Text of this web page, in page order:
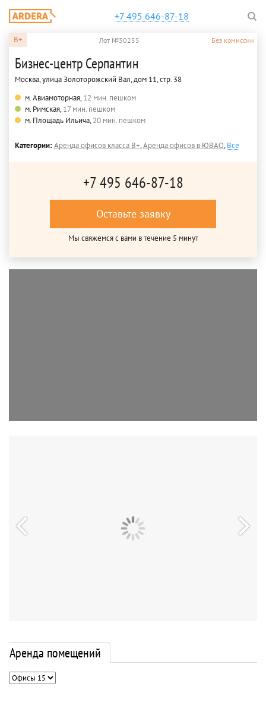
+7 495 646-87-18
B+ Лот №30255 Без комиссии
Бизнес-центр Серпантин
Москва, улица Золоторожский Вал, дом 11, стр. 38
м. Авиамоторная,12 мин. пешком
м. Римская,17 мин. пешком
м. Площадь Ильича,20 мин. пешком
Категории:Аренда офисов класса B+,Аренда офисов в ЮВАО,Все
+7 495 646-87-18
Оставьте заявку
Мы свяжемся с вами в течение 5 минут
Аренда помещений